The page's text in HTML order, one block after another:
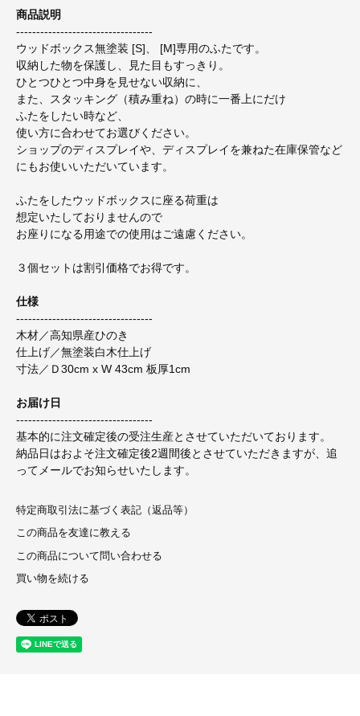
商品説明
----------------------------------
ウッドボックス無塗装 [S]、 [M]専用のふたです。
収納した物を保護し、見た目もすっきり。
ひとつひとつ中身を見せない収納に、
また、スタッキング（積み重ね）の時に一番上にだけ
ふたをしたい時など、
使い方に合わせてお選びください。
ショップのディスプレイや、ディスプレイを兼ねた在庫保管など
にもお使いいただいています。
ふたをしたウッドボックスに座る荷重は
想定いたしておりませんので
お座りになる用途での使用はご遠慮ください。
３個セットは割引価格でお得です。
仕様
----------------------------------
木材／高知県産ひのき
仕上げ／無塗装白木仕上げ
寸法／Ｄ30cm x W 43cm 板厚1cm
お届け日
----------------------------------
基本的に注文確定後の受注生産とさせていただいております。
納品日はおよそ注文確定後2週間後とさせていただきますが、追
ってメールでお知らせいたします。
特定商取引法に基づく表記（返品等）
この商品を友達に教える
この商品について問い合わせる
買い物を続ける